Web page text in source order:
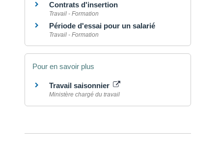
Contrats d'insertion
Travail - Formation
Période d'essai pour un salarié
Travail - Formation
Pour en savoir plus
Travail saisonnier
Ministère chargé du travail